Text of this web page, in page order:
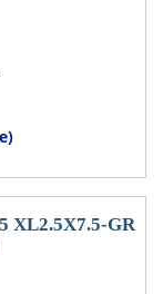
XL2.5X7.5-GR